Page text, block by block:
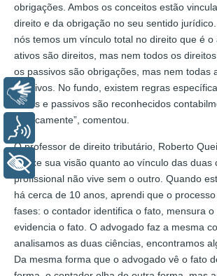
obrigações. Ambos os conceitos estão
direito e da obrigação no seu sentido
nós temos um vínculo total no direito que é o
ativos são direitos, mas nem todos os
os passivos são obrigações, mas nem todas
passivos. No fundo, existem regras
ativos e passivos são reconhecidos
juridicamente”, comentou.
O professor de direito tributário, Roberto
trouxe sua visão quanto ao vínculo das duas
profissional não vive sem o outro. Quando
há cerca de 10 anos, aprendi que o
fases: o contador identifica o fato, mensura
evidencia o fato. O advogado faz a mesma
analisamos as duas ciências, encontramos
Da mesma forma que o advogado vê o fato
Libras
+ Acessibilidade